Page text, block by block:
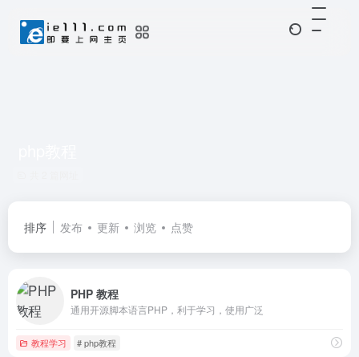
排序 发布 更新 浏览 点赞
PHP 教程
通用开源脚本语言PHP，利于学习，使用广泛
教程学习 # php教程